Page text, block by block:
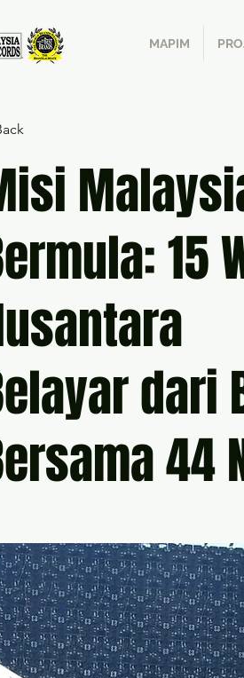
MAPIM
15
dari
44